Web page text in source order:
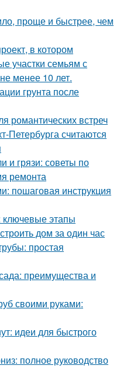
проще и быстрее, чем
в котором
участки семьям с
менее 10 лет.
грунта после
романтических встреч
Петербурга считаются
и грязи: советы по
ремонта
пошаговая инструкция
ключевые этапы
дом за один час
простая
преимущества и
своими руками:
идеи для быстрого
полное руководство